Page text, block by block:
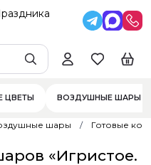
ЦВЕТЫ ВОЗДУШНЫЕ ШАРЫ
шары Готовые
«Игристое.